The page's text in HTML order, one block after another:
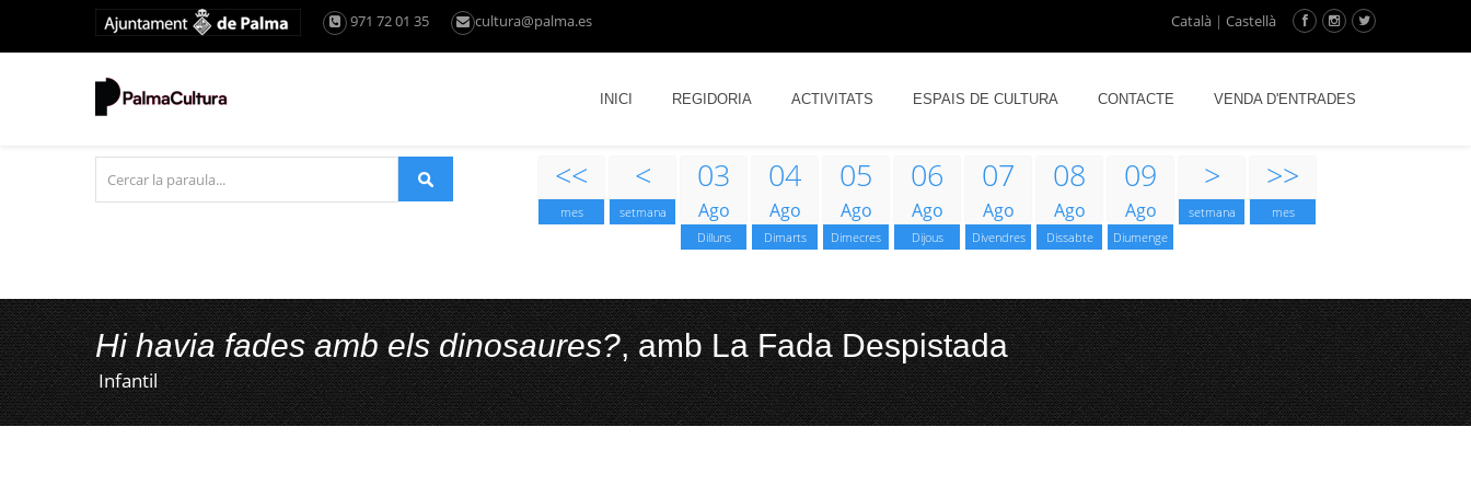
971 72 01 35 cultura@palma.es Català | Castellà
INICI REGIDORIA ACTIVITATS ESPAIS DE CULTURA CONTACTE VENDA D'ENTRADES
<<
mes
<
setmana
03
Ago
Dilluns
04
Ago
Dimarts
05
Ago
Dimecres
06
Ago
Dijous
07
Ago
Divendres
08
Ago
Dissabte
09
Ago
Diumenge
>
setmana
>>
mes
Hi havia fades amb els dinosaures?, amb La Fada Despistada
Infantil